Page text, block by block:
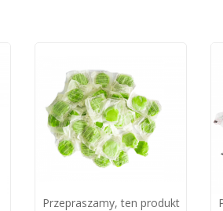
Przepraszamy, ten produkt